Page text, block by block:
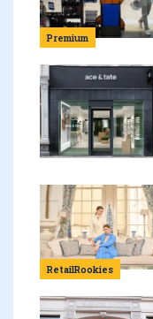
Premium
RetailRookies